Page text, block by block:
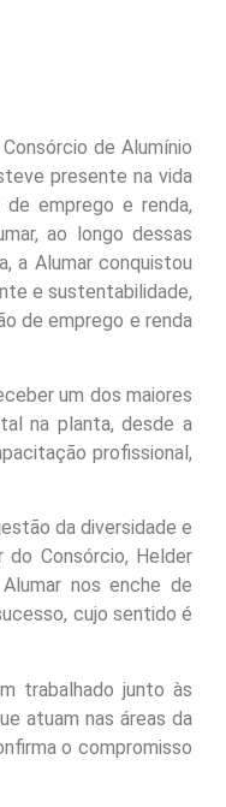
de Alumínio
presente na vida
emprego e renda,
ao longo dessas
a Alumar conquistou
e sustentabilidade,
de emprego e renda
um dos maiores
na planta, desde a
profissional,
da diversidade e
Consórcio, Helder
nos enche de
cujo sentido é
trabalhado junto às
atuam nas áreas da
o compromisso